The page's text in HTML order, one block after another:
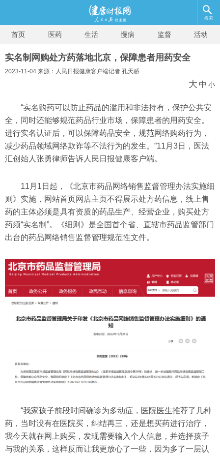
搜索
首页 医药 生活 慢病 监督 活动
实名制网购处方药落地北京，保障患者用药安全
2023-11-04 来源：人民日报健康客户端记者 孔天骄
大 中 小
“实名购药可以防止药品的滥用和非法持有，保护公共安
全，同时还能够规范药品行业市场，保障患者的用药安全。
进行实名认证后，可以保障药品安全，规范网络购药行为，
减少药品领域网络欺诈等不法行为的发生。”11月3日，医法
汇创始人张勇律师告诉人民日报健康客户端。
11月1日起，《北京市药品网络销售监督管理办法实施细
则》实施，网站首页网店主页不得展示处方药信息，线上售
药的主体必须是具有资质的药品生产、经营企业，购买处方
药须“实名制”。《细则》是全国首个省、直辖市药品监管部门
出台的药品网络销售监督管理规范性文件。
“我家孩子前段时间确诊为多动症，医院医生推荐了几种
药，当时没有在医院买，纠结再三，还是想买药进行治疗，
我今天就在网上购买，发现需要输入个人信息，并选择孩子
与我的关系，这样反而让我更放心了一些，因为多了一层认